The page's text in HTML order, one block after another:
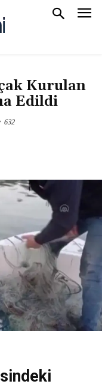
Kurulan
Edildi
632